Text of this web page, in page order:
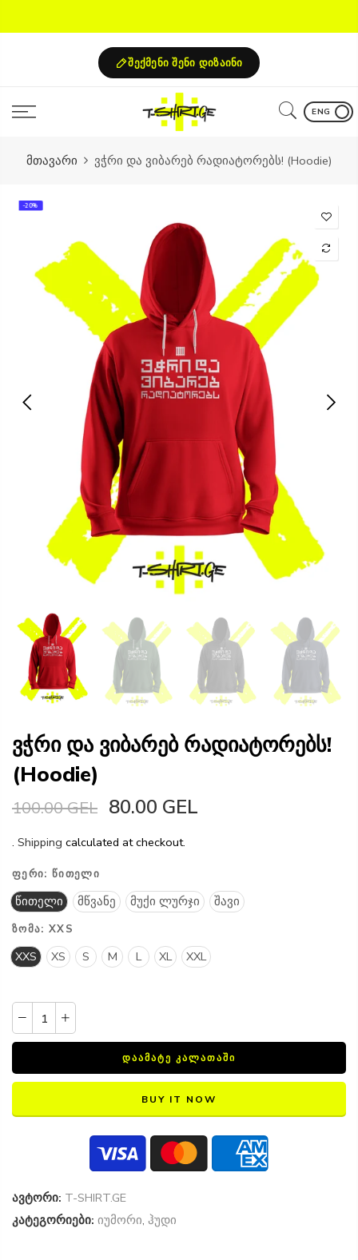
შექმენი შენი დიზაინი
ENG
მთავარი ვჭრი და ვიბარებ რადიატორებს! (Hoodie)
-20%
ვჭრი და ვიბარებ რადიატორებს!
(Hoodie)
100.00 GEL 80.00 GEL
. Shipping calculated at checkout.
ᲤᲔᲠᲘ: ᲬᲘᲗᲔᲚᲘ
წითელი მწვანე მუქი ლურჯი შავი
ᲖᲝᲛᲐ: XXS
XXS XS S M L XL XXL
ᲓᲐᲐᲛᲐᲢᲔ ᲙᲐᲚᲐᲗᲐᲨᲘ
BUY IT NOW
ავტორი: T-SHIRT.GE
კატეგორიები: იუმორი, ჰუდი